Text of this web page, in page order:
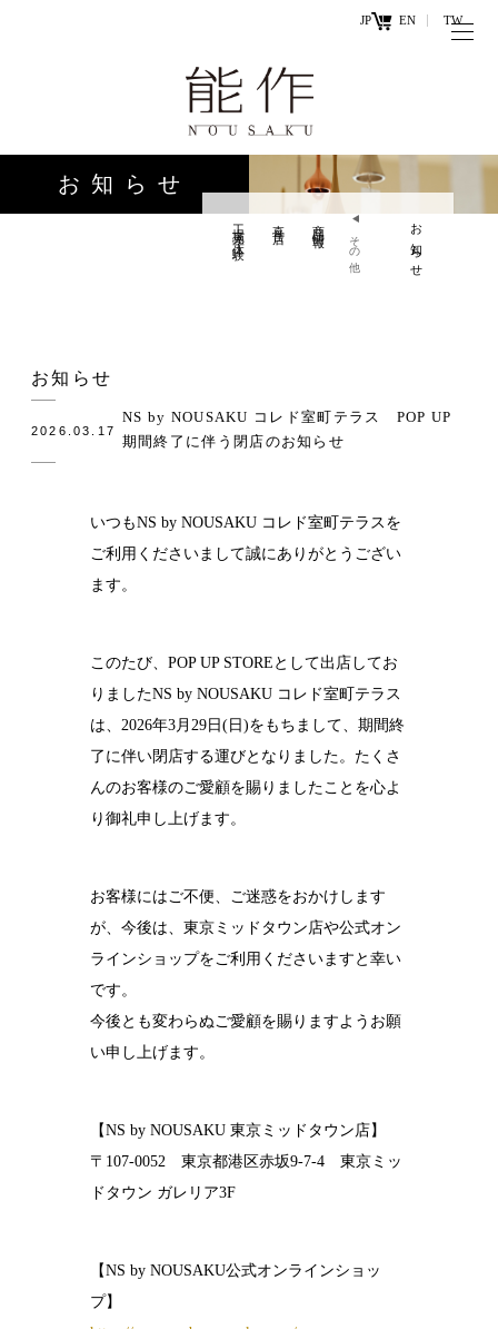
JP EN TW
ー
ワ
ー
合わせ
能作の歴史
と技
商品情報
ェ
の錫婚式
医療・ヘルス
会社概要
り組み
採用情報
お知らせ
お知らせ
その他
商品情報
工場見学・体験
お知らせ
2026.03.17
NS by NOUSAKU コレド室町テラス POP UP
期間終了に伴う閉店のお知らせ
いつもNS by NOUSAKU コレド室町テラスを
ご利用くださいまして誠にありがとうござい
ます。
このたび、POP UP STOREとして出店してお
りましたNS by NOUSAKU コレド室町テラス
は、2026年3月29日(日)をもちまして、期間終
了に伴い閉店する運びとなりました。たくさ
んのお客様のご愛顧を賜りましたことを心よ
り御礼申し上げます。
お客様にはご不便、ご迷惑をおかけします
が、今後は、東京ミッドタウン店や公式オン
ラインショップをご利用くださいますと幸い
です。
今後とも変わらぬご愛顧を賜りますようお願
い申し上げます。
【NS by NOUSAKU 東京ミッドタウン店】
〒107-0052 東京都港区赤坂9-7-4 東京ミッ
ドタウン ガレリア3F
【NS by NOUSAKU公式オンラインショッ
プ】